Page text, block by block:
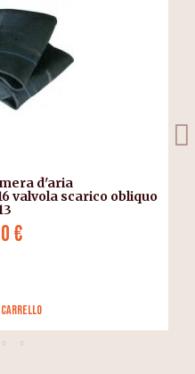
d'aria
valvola scarico obliquo
€
carrello